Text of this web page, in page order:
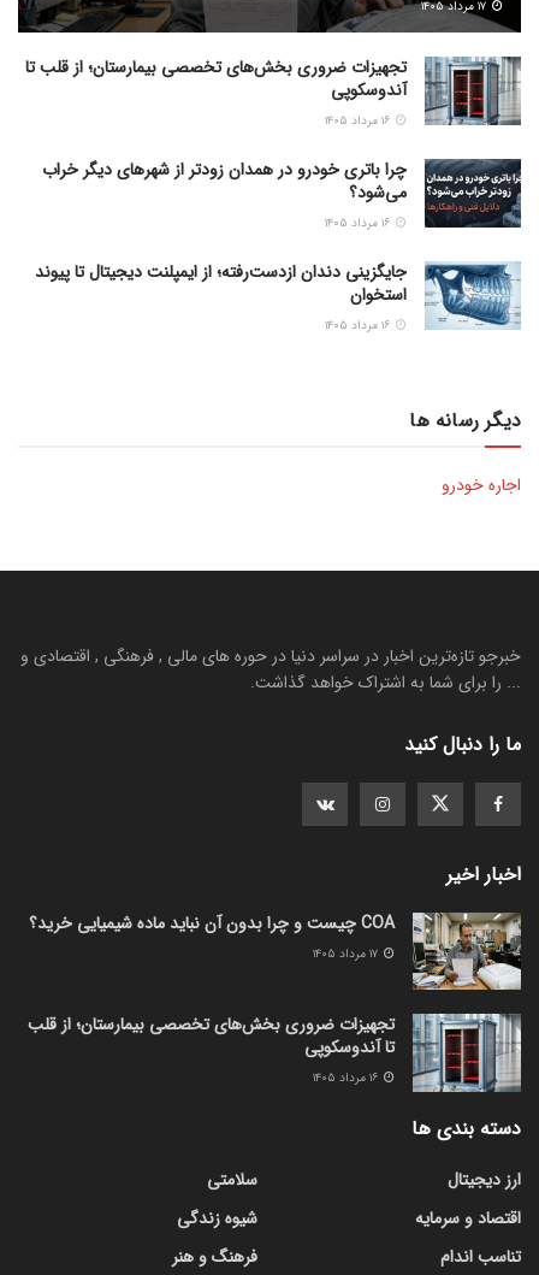
تجهیزات ضروری بخش‌های تخصصی بیمارستان؛ از قلب تا
آندوسکوپی
چرا باتری خودرو در همدان زودتر از شهرهای دیگر خراب
می‌شود؟
جایگزینی دندان ازدست‌رفته؛ از ایمپلنت دیجیتال تا پیوند
استخوان
دیگر رسانه ها
اجاره خودرو
خبرجو تازه‌ترین اخبار در سراسر دنیا در حوره های مالی , فرهنگی , اقتصادی و
... را برای شما به اشتراک خواهد گذاشت.
ما را دنبال کنید
اخبار اخیر
COA چیست و چرا بدون آن نباید ماده شیمیایی خرید؟
تجهیزات ضروری بخش‌های تخصصی بیمارستان؛ از قلب
تا آندوسکوپی
دسته بندی ها
ارز دیجیتال
اقتصاد و سرمایه
تناسب اندام
سلامتی
شیوه زندگی
فرهنگ و هنر